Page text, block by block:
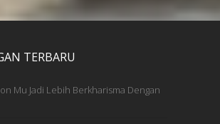
TERBARU
Mu Jadi Lebih Berkharisma Dengan